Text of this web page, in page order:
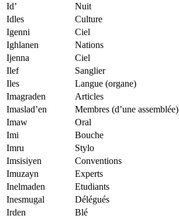
Id’
Nuit
Idles
Culture
Igenni
Ciel
Ighlanen
Nations
Ijenna
Ciel
Ilef
Sanglier
Iles
Langue (organe)
Imagraden
Articles
Imaslad’en
Membres (d’une assemblée)
Imaw
Oral
Imi
Bouche
Imru
Stylo
Imsisiyen
Conventions
Imuzayn
Experts
Inelmaden
Etudiants
Inesmugal
Délégués
Irden
Blé